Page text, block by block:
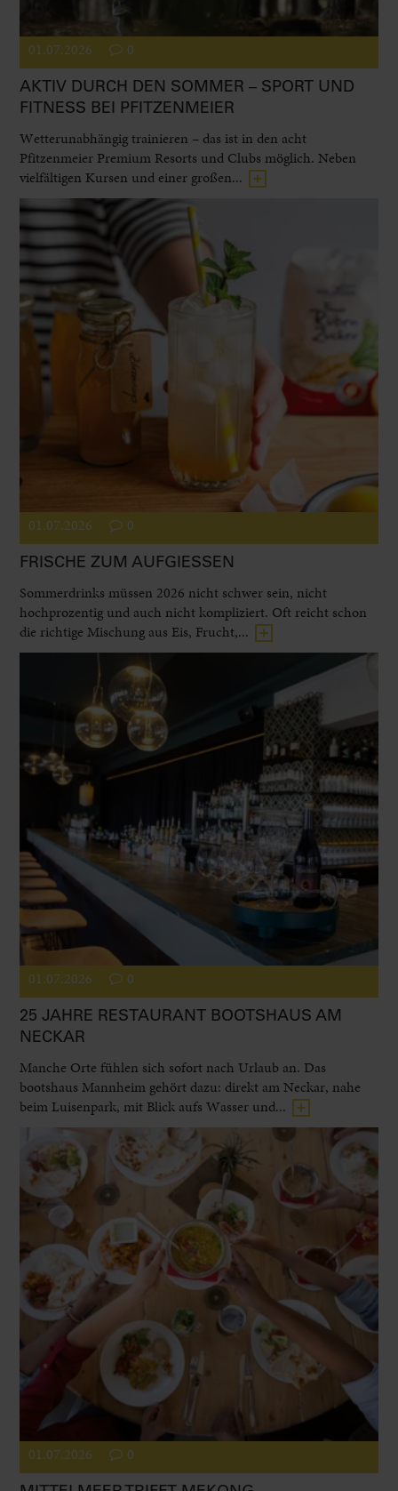
01.07.2026 0
AKTIV DURCH DEN SOMMER – SPORT UND
FITNESS BEI PFITZENMEIER
Wetterunabhängig trainieren – das ist in den acht
Pfitzenmeier Premium Resorts und Clubs möglich. Neben
vielfältigen Kursen und einer großen...
01.07.2026 0
FRISCHE ZUM AUFGIESSEN
Sommerdrinks müssen 2026 nicht schwer sein, nicht
hochprozentig und auch nicht kompliziert. Oft reicht schon
die richtige Mischung aus Eis, Frucht,...
01.07.2026 0
25 JAHRE RESTAURANT BOOTSHAUS AM
NECKAR
Manche Orte fühlen sich sofort nach Urlaub an. Das
bootshaus Mannheim gehört dazu: direkt am Neckar, nahe
beim Luisenpark, mit Blick aufs Wasser und...
01.07.2026 0